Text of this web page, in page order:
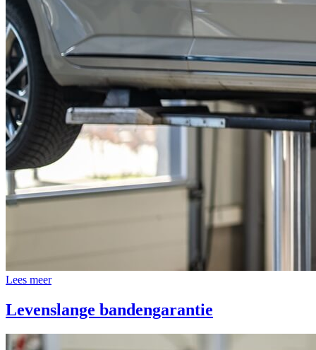
Lees meer
Levenslange bandengarantie